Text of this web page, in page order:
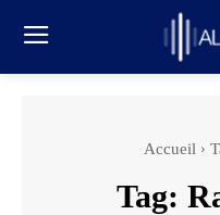
Accueil
Tag: